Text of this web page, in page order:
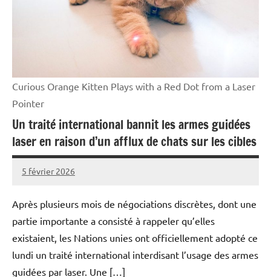
Curious Orange Kitten Plays with a Red Dot from a Laser
Pointer
Un traité international bannit les armes guidées
laser en raison d’un afflux de chats sur les cibles
5 février 2026
Caporal
1
Après plusieurs mois de négociations discrètes, dont une
partie importante a consisté à rappeler qu’elles
existaient, les Nations unies ont officiellement adopté ce
lundi un traité international interdisant l’usage des armes
guidées par laser. Une […]